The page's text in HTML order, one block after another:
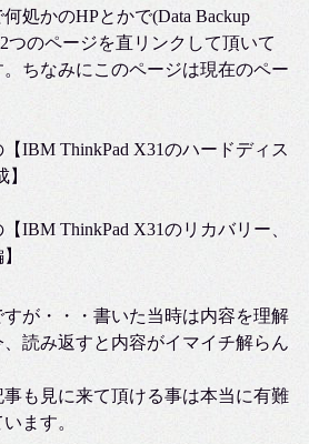
処かのHPとかで(Data Backup
つのページを直リンクして頂いて
ちなみにこのページは現在のペー
IBM ThinkPad X31のハードディス
IBM ThinkPad X31のリカバリー、
が・・・書いた当時は内容を理解
読み返すと内容がイマイチ解らん
も見に来て頂ける事は本当に有難
ます。